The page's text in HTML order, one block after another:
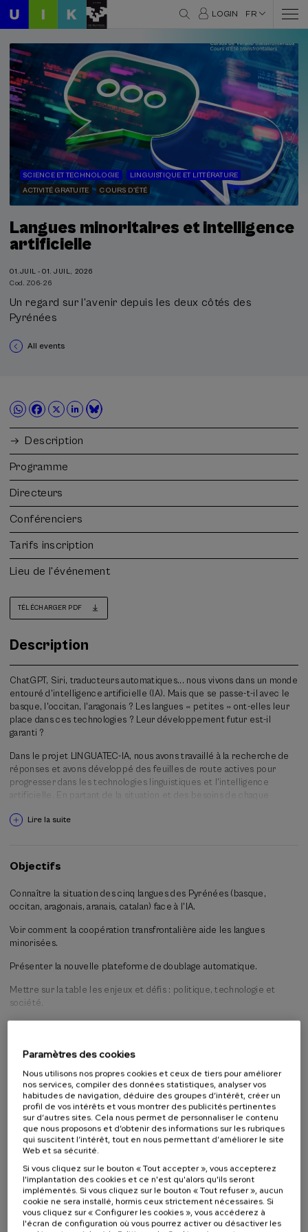
LOGIN FR
SCIENCE ET TECHNOLOGIE
LINGUISTIQUE ET LITTÉRATURE
ACTIVITÉ GRATUITE
COURS D'ÉTÉ
Langues minoritaires et intelligence
artificielle
01.JUIL - 01. JUIL, 2026
Cod. Z06-26
Un regard sur l'avenir depuis les deux côtés des
Pyrénées
All events
Description
Programme
Directeurs
Conférenciers
Tarifs inscription
Lieu de l'événement
TÉLÉCHARGER PDF
Description
ChatGPT, Siri, traducteurs automatiques... nous vivons dans un monde
entouré d'intelligence artificielle (IA). Mais que se passe-t-il avec le
basque, l'occitan, l'aragonais ? Les langues « petites » ont-elles leur
place dans ces technologies ? Leur développement futur est-il
garanti ?
Dans le projet LINGUATEC-IA, nous avons travaillé à la recherche de
réponses et avons développé des feuilles de route actives pour
progresser dans les technologies linguistiques et l'intelligence
artificielle. En partant de la situation et des besoins de chaque
été réalisés avec des orientations claires pour l'avenir.
l'ère de l'IA.
Lire la suite
Objectifs
Connaître la situation des cinq langues des Pyrénées (basque,
occitan, aragonais, aranais, catalan) face à l'IA.
Voir comment la coopération transfrontalière aide les langues
minorisées.
Présenter la nouvelle plateforme de doublage automatique.
Mettre sur la table les enjeux et défis : politique, technologie et
société.
Activité s'adressant à
Public en général
Étudiants universitaires
Étudiants non universitaires
Professeurs
Professionnels
Date d'échéance
Liste
d'attente
Enrollment deadline completed
Directeur(-
Paramètres des cookies
Nous utilisons nos propres cookies et ceux de tiers pour améliorer
nos services, compiler des données statistiques, analyser vos
habitudes de navigation, déduire des groupes d’intérêt, créer un
profil de vos intérêts et vous montrer des publicités pertinentes
sur d’autres sites. Cela nous permet de personnaliser le contenu
que nous proposons et d’obtenir des informations sur les rubriques
qui suscitent l’intérêt, tout en nous permettant d’améliorer le site
Web et sa sécurité.
Si vous cliquez sur le bouton « Tout accepter », vous accepterez
l'implantation des cookies et ce n'est qu'alors qu'ils seront
implémentés. Si vous cliquez sur le bouton « Tout refuser », aucun
cookie ne sera installé, hormis ceux strictement nécessaires. Si
vous cliquez sur « Configurer les cookies », vous accéderez à
l'écran de configuration où vous pourrez activer ou désactiver les